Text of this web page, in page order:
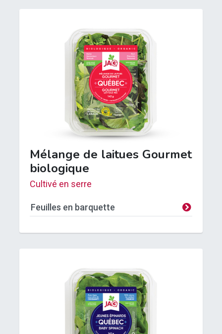
Mélange de laitues Gourmet
biologique
Cultivé en serre
Feuilles en barquette